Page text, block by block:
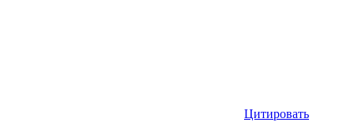
Цитировать